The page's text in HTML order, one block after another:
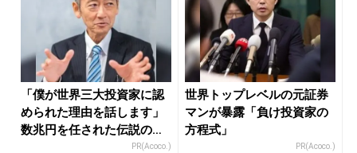
「僕が世界三大投資家に認
められた理由を話します」
数兆円を任された伝説の投
PR(Acoco.)
世界トップレベルの元証券
マンが暴露「負け投資家の
方程式」
PR(Acoco.)